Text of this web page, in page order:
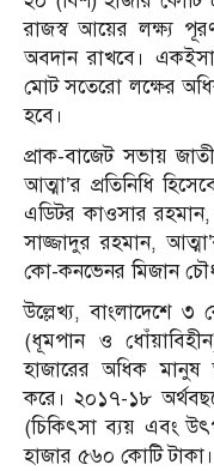
রাজস্ব আয়ের লক্ষ্য পূরণ
অবদান রাখবে।
মোট সতেরো লক্ষের
হবে।
প্রাক-বাজেট সভায়
আত্মা’র প্রতিনিধি
এডিটর কাওসার
সাজ্জাদুর রহমান,আত্মা’
কো-কনভেনর মিজান
উল্লেখ্য, বাংলাদেশে ৩
(ধূমপান ও
হাজারের অধিক মানুষ
করে। ২০১৭-১৮
(চিকিৎসা ব্যয় এবং
হাজার ৫৬০ কোটি টাকা।